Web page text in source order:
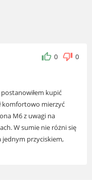
0 0
kupić
komfortowo mierzyć
M6 z uwagi na
W sumie nie różni się
jednym przyciskiem,